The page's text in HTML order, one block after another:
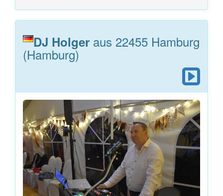
DJ Holger aus 22455 Hamburg
(Hamburg)